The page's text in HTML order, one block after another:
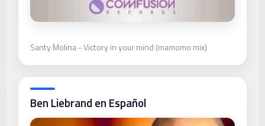
Santy Molina - Victory in your mind (mamomo mix)
Ben Liebrand en Español